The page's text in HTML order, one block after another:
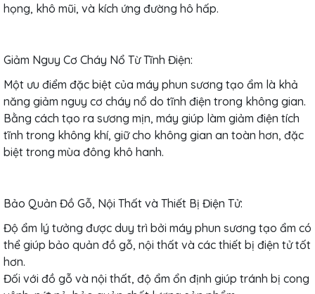
họng, khô mũi, và kích ứng đường hô hấp.
Giảm Nguy Cơ Cháy Nổ Từ Tĩnh Điện:
Một ưu điểm đặc biệt của máy phun sương tạo ẩm là khả
năng giảm nguy cơ cháy nổ do tĩnh điện trong không gian.
Bằng cách tạo ra sương mịn, máy giúp làm giảm điện tích
tĩnh trong không khí, giữ cho không gian an toàn hơn, đặc
biệt trong mùa đông khô hanh.
Bảo Quản Đồ Gỗ, Nội Thất và Thiết Bị Điện Tử:
Độ ẩm lý tưởng được duy trì bởi máy phun sương tạo ẩm có
thể giúp bảo quản đồ gỗ, nội thất và các thiết bị điện tử tốt
hơn.
Đối với đồ gỗ và nội thất, độ ẩm ổn định giúp tránh bị cong